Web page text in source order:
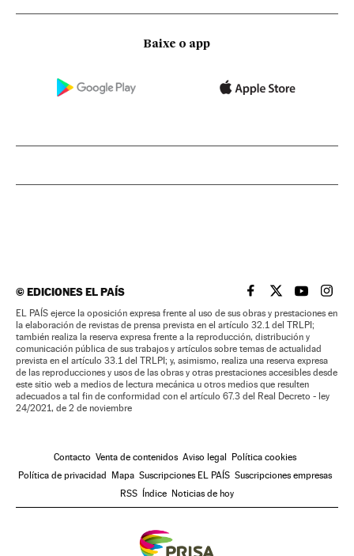
Baixe o app
©EDICIONES EL PAÍS EL PAÍS BRASIL EN
EL PAÍSEL PAÍS
EL
EL PAÍS ejerce la oposición expresa frente al uso de sus obras y prestaciones en
la elaboración de revistas de prensa prevista en el artículo 32.1 del TRLPI;
también realiza la reserva expresa frente a la reproducción, distribución y
comunicación pública de sus trabajos y artículos sobre temas de actualidad
prevista en el artículo 33.1 del TRLPI; y, asimismo, realiza una reserva expresa
de las reproducciones y usos de las obras y otras prestaciones accesibles desde
este sitio web a medios de lectura mecánica u otros medios que resulten
adecuados a tal fin de conformidad con el artículo 67.3 del Real Decreto - ley
24/2021, de 2 de noviembre
Contacto Venta de contenidos Aviso legal
Política cookies
Política de privacidad
Mapa Suscripciones EL PAÍS Suscripciones empresas
RSS
Índice Noticias de hoy